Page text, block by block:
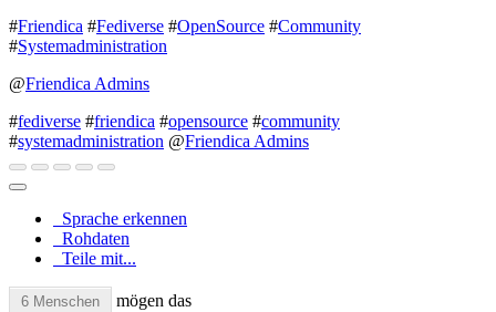
#Friendica #Fediverse #OpenSource #Community
#Systemadministration
@Friendica Admins
#fediverse #friendica #opensource #community
#systemadministration @Friendica Admins
Sprache erkennen
Rohdaten
Teile mit...
6 Menschen mögen das